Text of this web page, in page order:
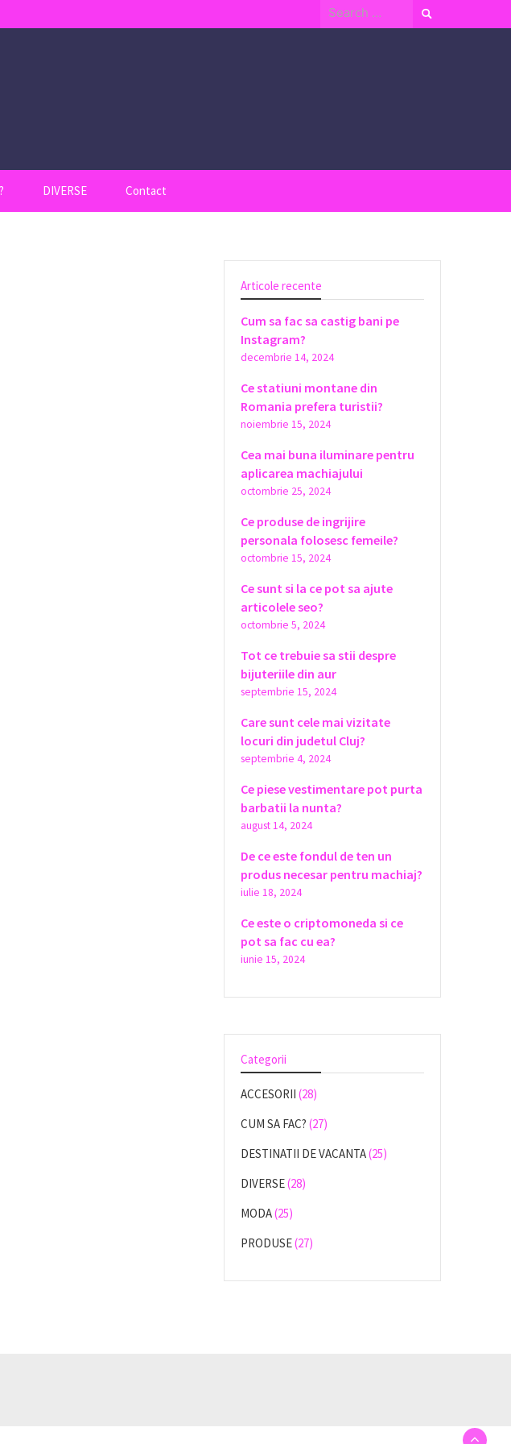
Search
for:
DIVERSE Contact
Articole recente
Cum sa fac sa castig bani pe
Instagram?
decembrie 14, 2024
Ce statiuni montane din
Romania prefera turistii?
noiembrie 15, 2024
Cea mai buna iluminare pentru
aplicarea machiajului
octombrie 25, 2024
Ce produse de ingrijire
personala folosesc femeile?
octombrie 15, 2024
Ce sunt si la ce pot sa ajute
articolele seo?
octombrie 5, 2024
Tot ce trebuie sa stii despre
bijuteriile din aur
septembrie 15, 2024
Care sunt cele mai vizitate
locuri din judetul Cluj?
septembrie 4, 2024
Ce piese vestimentare pot purta
barbatii la nunta?
august 14, 2024
De ce este fondul de ten un
produs necesar pentru machiaj?
iulie 18, 2024
Ce este o criptomoneda si ce
pot sa fac cu ea?
iunie 15, 2024
Categorii
ACCESORII (28)
CUM SA FAC? (27)
DESTINATII DE VACANTA(25)
DIVERSE(28)
MODA(25)
PRODUSE(27)